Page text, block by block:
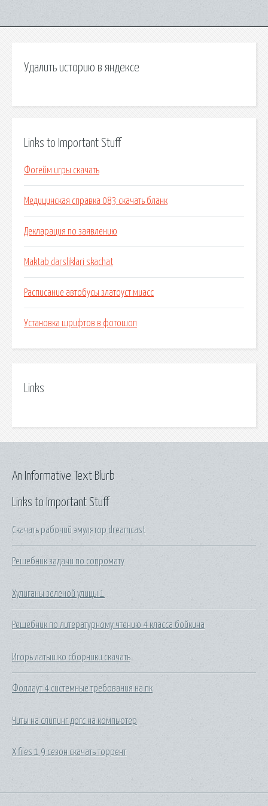
Удалить историю в яндексе
Links to Important Stuff
Фогейм игры скачать
Медицинская справка 083 скачать бланк
Декларация по заявлению
Maktab darsliklari skachat
Расписание автобусы златоуст миасс
Установка шрифтов в фотошоп
Links
Links to Important Stuff
Скачать рабочий эмулятор dreamcast
Решебник задачи по сопромату
Хулиганы зеленой улицы 1
Решебник по литературному чтению 4 класса бойкина
Игорь латышко сборники скачать
Фоллаут 4 системные требования на пк
Читы на слипинг догс на компьютер
X files 1 9 сезон скачать торрент
An Informative Text Blurb